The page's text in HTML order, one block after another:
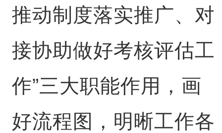
推动制度落实推广、对
接协助做好考核评估工
作”三大职能作用，画
好流程图，明晰工作各